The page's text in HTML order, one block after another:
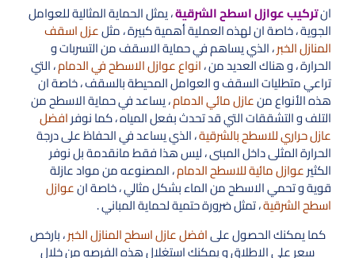
انتركيب عوازل اسطح الشرقية، يمثل الحماية المثالية للعوامل
الجوية ، خاصة ان لهذه العملية أهمية كبيرة ، مثلعزل اسقف
المنازل الخبر، الذي يساهم في حماية الاسقف من التسربات و
الحرارة ، و هناك العديد من ،انواع عوازل الاسطح في الدمام، التي
تراعي متطليات السقف و العوامل المحيطة بالسقف ، خاصة ان
هذه الأنواع منعازل مائي الدمام، يساعد في حماية الاسطح من
التلف و التشققات التي قد تحدث بفعل المياه ، كما نوفرافضل
عازل حراري للاسطح بالشرقية، الذي يساعد في الحفاظ على درجة
الحرارة المثلى داخل المبنى ، ليس هذا فقط مانقدمة بل نوفر
الكثيرعوازل مائية للاسطح الدمام، المصنوعه من مواد عازلة
قوية و تحمي الاسطح من الماء بشكل مثالي ، خاصة انعوازل
اسطح الشرقية، تمثل ضرورة حتمية لحماية المباني .
كما يمكنك الحصول علىافضل عازل اسطح المنازل الخبر، بارخص
سعر على الاطلاق و يمكنك استغلال هذه الفرصه من خلال